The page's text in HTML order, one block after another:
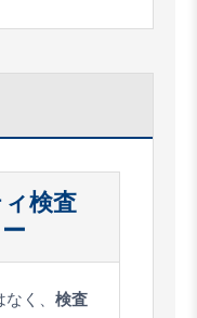
検査
く、 検査